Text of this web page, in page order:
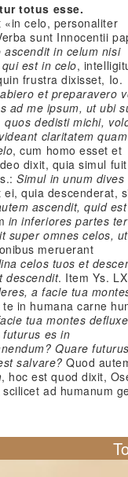
totus esse.
«in celo, personaliter
sunt Innocentii
ascendit in celum nisi
est in celo,
frustra dixisset, Io.
et preparavero
ad me ipsum, ut ubi
quos dedisti michi,
claritatem
, cum homo esset et
dixit, quia simul fuit
Simul in unum dives
quia descenderat,
ascendit, quid est
in inferiores partes
super omnes celos,
meruerant
celos tuos et
descendit. Item Ys.
a facie tua
in humana carne
tua montes
es in
Quare
salvare?Quod
, hoc est quod dixit,
scilicet ad humanum